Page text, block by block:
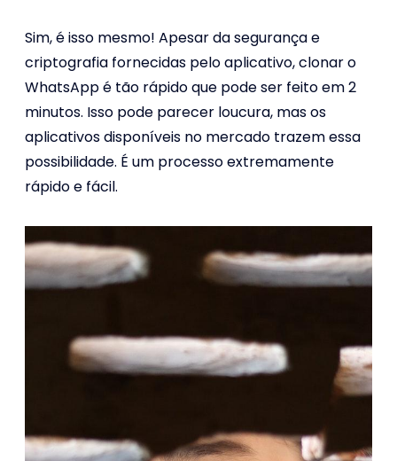
Sim, é isso mesmo! Apesar da segurança e
criptografia fornecidas pelo aplicativo, clonar o
WhatsApp é tão rápido que pode ser feito em 2
minutos. Isso pode parecer loucura, mas os
aplicativos disponíveis no mercado trazem essa
possibilidade. É um processo extremamente
rápido e fácil.